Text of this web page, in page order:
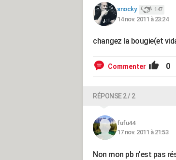
snocky. 147
14 nov. 2011 à 23:24
changez la bougie(et
Commenter 0
RÉPONSE 2 / 2
fufu44
17 nov. 2011 à 21:53
Non mon pb n'est pas